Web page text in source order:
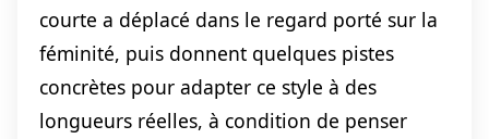
courte a déplacé dans le regard porté sur la
féminité, puis donnent quelques pistes
concrètes pour adapter ce style à des
longueurs réelles, à condition de penser